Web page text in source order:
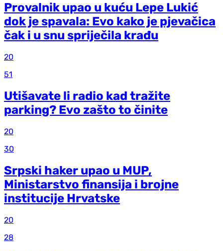
Provalnik upao u kuću Lepe Lukić
dok je spavala: Evo kako je pjevačica
čak i u snu spriječila krađu
20
51
Utišavate li radio kad tražite
parking? Evo zašto to činite
20
30
Srpski haker upao u MUP,
Ministarstvo finansija i brojne
institucije Hrvatske
20
28